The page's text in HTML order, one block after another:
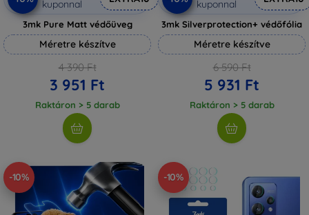
kuponnal
3mk Pure Matt védőüveg
Méretre készítve
4 390 Ft
3 951 Ft
Raktáron > 5 darab
kuponnal
3mk Silverprotection+ védőfólia
Méretre készítve
6 590 Ft
5 931 Ft
Raktáron > 5 darab
-10% -10%